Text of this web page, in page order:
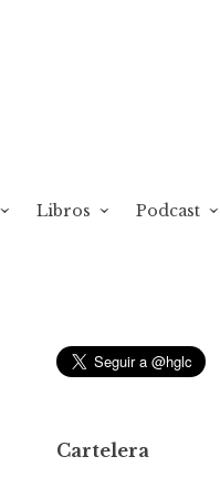
Libros Podcast
Cartelera